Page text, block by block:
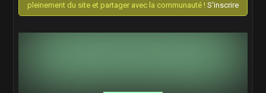
pleinement du site et partager avec la communauté ! S'inscrire